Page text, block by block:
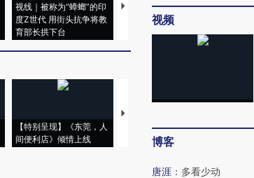
视线｜被称为“蟑螂”的印
度Z世代 用街头抗争将教
育部长拱下台
视线｜“入侵”还是“人道危
机”？难民潮撕裂西班牙
飞地休达
湖北
【特别呈现】《东莞，人
间便利店》倾情上线
【推广】走进第四届链博
会，让数智科技“链”接产
【特
视频
博客
唐涯 ： 多看少动